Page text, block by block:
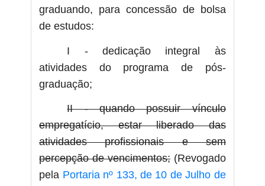
graduando, para concessão de bolsa
de estudos:
I - dedicação integral às
atividades do programa de pós-
graduação;
II - quando possuir vínculo
empregatício, estar liberado das
atividades profissionais e sem
percepção de vencimentos;(Revogado
pela Portaria nº 133, de 10 de Julho de